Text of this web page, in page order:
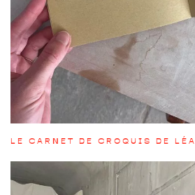
LE CARNET DE CROQUIS DE LÉA